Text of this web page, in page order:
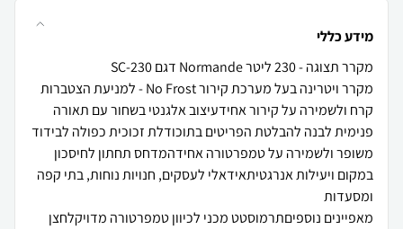
מידע כללי
מקרר ויטרינה בעל מערכת קירור No Frost - למניעת הצטברות
קרח ולשמירה על קירור אחידעיצוב אלגנטי בשחור עם תאורה
פנימית לבנה להבלטת הפריטים בתוכודלת זכוכית כפולה לבידוד
משופר ולשמירה על טמפרטורה אחידהמדחס תחתון לחיסכון
במקום ויעילות אנרגטיתאידאלי לעסקים, חנויות נוחות, בתי קפה
מאפיינים נוספיםתרמוסטט מכני לכיוון טמפרטורה מדויקלחצן